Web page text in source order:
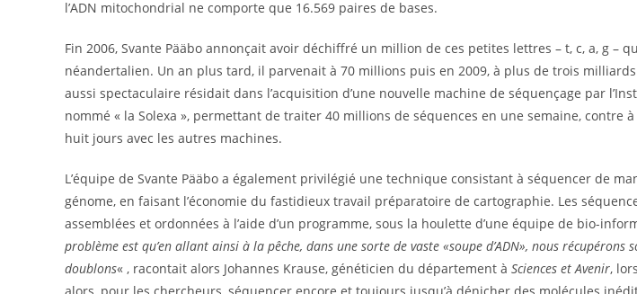
l’ADN mitochondrial ne comporte que 16.569 paires de bases.
Fin 2006, Svante Pääbo annonçait avoir déchiffré un million de ces petites lettres – t, c, a, g –
néandertalien. Un an plus tard, il parvenait à 70 millions puis en 2009, à plus de trois
aussi spectaculaire résidait dans l’acquisition d’une nouvelle machine de séquençage par
nommé « la Solexa », permettant de traiter 40 millions de séquences en une semaine, contre
huit jours avec les autres machines.
L’équipe de Svante Pääbo a également privilégié une technique consistant à séquencer de
génome, en faisant l’économie du fastidieux travail préparatoire de cartographie. Les
assemblées et ordonnées à l’aide d’un programme, sous la houlette d’une équipe de bio-
problème est qu’en allant ainsi à la pêche, dans une sorte de vaste «soupe d’ADN», nous récupérons
doublons« , racontait alors Johannes Krause, généticien du département à Sciences et Avenir,